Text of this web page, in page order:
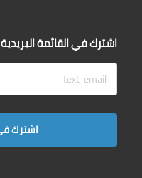
اشترك في القائمة البريدية